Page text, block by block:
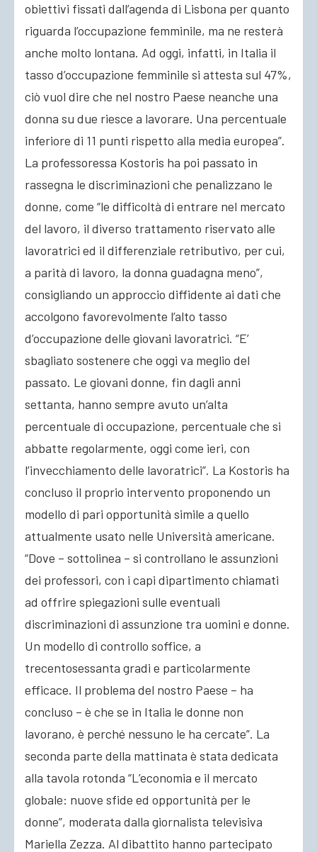
obiettivi fissati dall’agenda di Lisbona per quanto
riguarda l’occupazione femminile, ma ne resterà
anche molto lontana. Ad oggi, infatti, in Italia il
tasso d’occupazione femminile si attesta sul 47%,
ciò vuol dire che nel nostro Paese neanche una
donna su due riesce a lavorare. Una percentuale
inferiore di 11 punti rispetto alla media europea”.
La professoressa Kostoris ha poi passato in
rassegna le discriminazioni che penalizzano le
donne, come “le difficoltà di entrare nel mercato
del lavoro, il diverso trattamento riservato alle
lavoratrici ed il differenziale retributivo, per cui,
a parità di lavoro, la donna guadagna meno”,
consigliando un approccio diffidente ai dati che
accolgono favorevolmente l’alto tasso
d’occupazione delle giovani lavoratrici. “E’
sbagliato sostenere che oggi va meglio del
passato. Le giovani donne, fin dagli anni
settanta, hanno sempre avuto un’alta
percentuale di occupazione, percentuale che si
abbatte regolarmente, oggi come ieri, con
l’invecchiamento delle lavoratrici”. La Kostoris ha
concluso il proprio intervento proponendo un
modello di pari opportunità simile a quello
attualmente usato nelle Università americane.
“Dove – sottolinea – si controllano le assunzioni
dei professori, con i capi dipartimento chiamati
ad offrire spiegazioni sulle eventuali
discriminazioni di assunzione tra uomini e donne.
Un modello di controllo soffice, a
trecentosessanta gradi e particolarmente
efficace. Il problema del nostro Paese – ha
concluso – è che se in Italia le donne non
lavorano, è perché nessuno le ha cercate”. La
seconda parte della mattinata è stata dedicata
alla tavola rotonda “L’economia e il mercato
globale: nuove sfide ed opportunità per le
donne”, moderata dalla giornalista televisiva
Mariella Zezza. Al dibattito hanno partecipato